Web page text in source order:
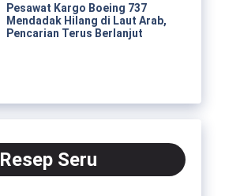
Pesawat Kargo Boeing 737
Mendadak Hilang di Laut Arab,
Pencarian Terus Berlanjut
Resep Seru